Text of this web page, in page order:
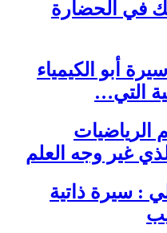
في الحضارة
أبو الكيمياء
التي…
الرياضيات
غير وجه العلم
: سيرة ذاتية